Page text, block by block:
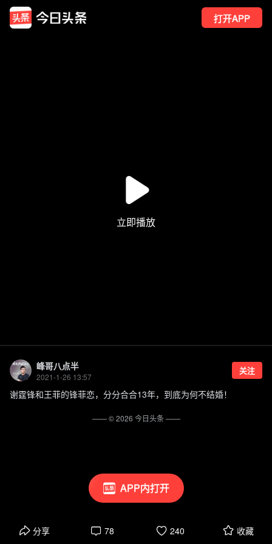
打开APP
APP内打开
峰哥八点半
2021-1-26 13:57
关注
谢霆锋和王菲的锋菲恋，分分合合13年，到底为何不结婚！
分享 78 240 收藏
—— ©2026 今日头条——